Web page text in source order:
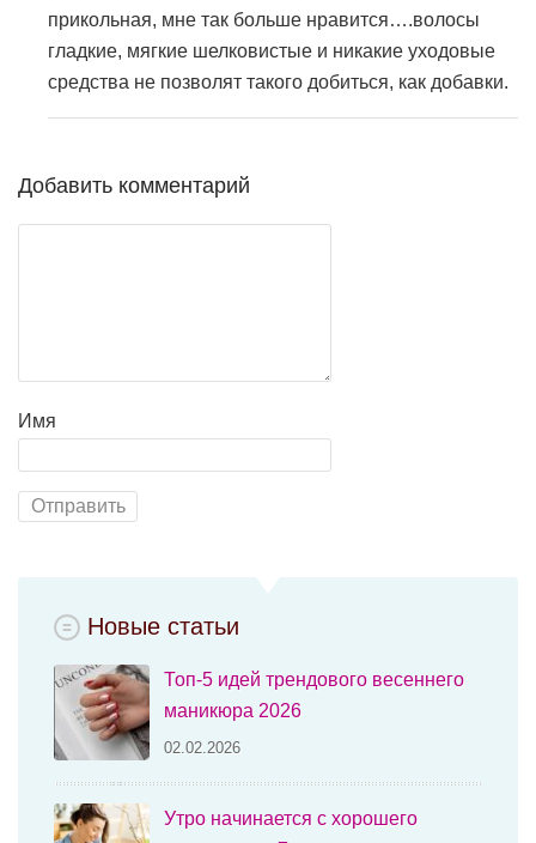
прикольная, мне так больше нравится….волосы
гладкие, мягкие шелковистые и никакие уходовые
средства не позволят такого добиться, как добавки.
Добавить комментарий
Имя
Новые статьи
Топ-5 идей трендового весеннего
маникюра 2026
02.02.2026
Утро начинается с хорошего